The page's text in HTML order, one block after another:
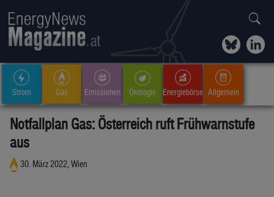
Strom Gas Emissionen Ökologie Energiebörse Allgemein
Notfallplan Gas: Österreich ruft Frühwarnstufe
aus
30. März 2022, Wien